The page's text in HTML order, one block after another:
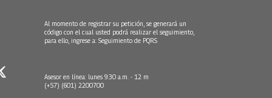
Al momento de registrar su petición, se generará un
código con el cual usted podrá realizar el seguimiento,
para ello, ingrese a: Seguimiento de PQRS
Asesor en línea: lunes 9:30 a.m. - 12 m
(+57) (601) 2200700